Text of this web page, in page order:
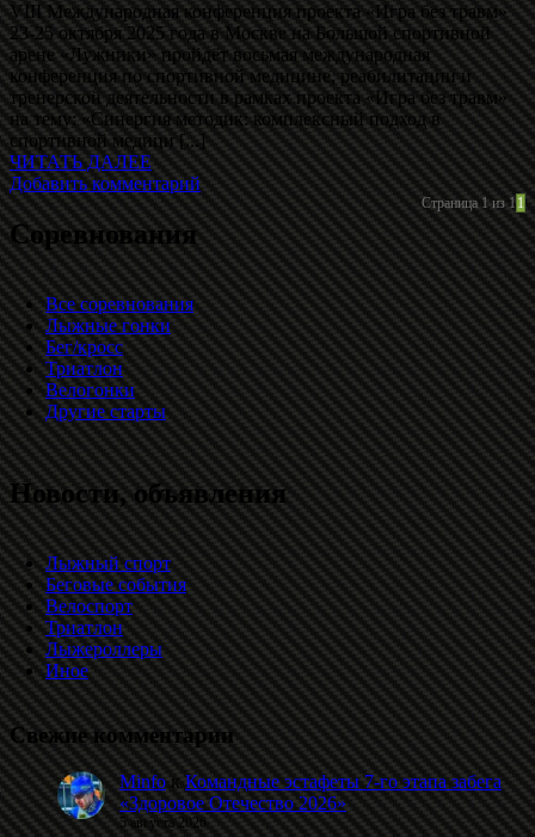
VIII Международная конференция проекта «Игра без травм»
23-25 октября 2025 года в Москве на Большой спортивной
арене «Лужники» пройдёт восьмая международная
конференция по спортивной медицине, реабилитации и
тренерской деятельности в рамках проекта «Игра без травм»
на тему: «Синергия методик: комплексный подход в
спортивной медици [...]
ЧИТАТЬ ДАЛЕЕ
Добавить комментарий
Страница 1 из 11
Соревнования
Все соревнования
Лыжные гонки
Бег/кросс
Триатлон
Велогонки
Другие старты
Новости, объявления
Лыжный спорт
Беговые события
Велоспорт
Триатлон
Лыжероллеры
Иное
Свежие комментарии
MinfoкКомандные эстафеты 7-го этапа забега
«Здоровое Отечество 2026»
5 августа 2026